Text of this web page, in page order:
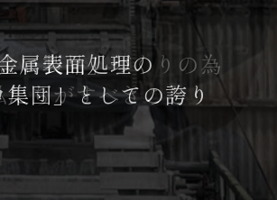
した自主技術力」と
まぬ研究開発力」
い製品」づくりの為
たちがすべきこと
属表面処理の
集団」としての誇り